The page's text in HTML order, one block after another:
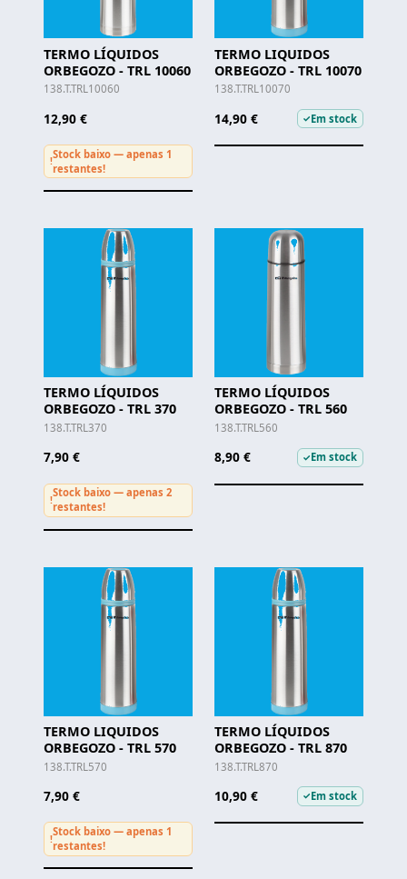
TERMO LÍQUIDOS
ORBEGOZO - TRL 10060
138.T.TRL10060
12,90 €
!
Stock baixo — apenas 1
restantes!
TERMO LIQUIDOS
ORBEGOZO - TRL 10070
138.T.TRL10070
14,90 € ✓Em stock
TERMO LÍQUIDOS
ORBEGOZO - TRL 370
138.T.TRL370
7,90 €
!
Stock baixo — apenas 2
restantes!
TERMO LÍQUIDOS
ORBEGOZO - TRL 560
138.T.TRL560
8,90 € ✓Em stock
TERMO LIQUIDOS
ORBEGOZO - TRL 570
138.T.TRL570
7,90 €
!
Stock baixo — apenas 1
restantes!
TERMO LÍQUIDOS
ORBEGOZO - TRL 870
138.T.TRL870
10,90 € ✓Em stock